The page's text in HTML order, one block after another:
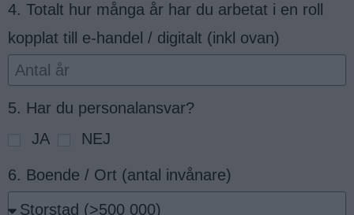
4. Totalt hur många år har du arbetat i en roll
kopplat till e-handel / digitalt (inkl ovan)
5. Har du personalansvar?
JA
NEJ
6. Boende / Ort (antal invånare)